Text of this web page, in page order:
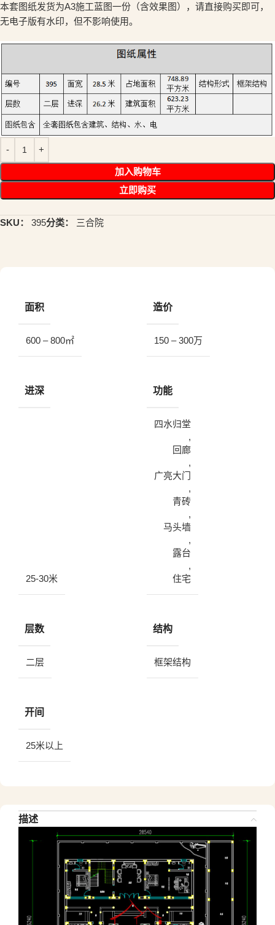
本套图纸发货为A3施工蓝图一份（含效果图），请直接购买即可，
无电子版有水印，但不影响使用。
加入购物车
立即购买
SKU： 395分类： 三合院
面积
600 – 800㎡
造价
150 – 300万
进深
25-30米
功能
四水归堂
,
回廊
,
广亮大门
,
青砖
,
马头墙
,
露台
,
住宅
层数
二层
结构
框架结构
开间
25米以上
描述